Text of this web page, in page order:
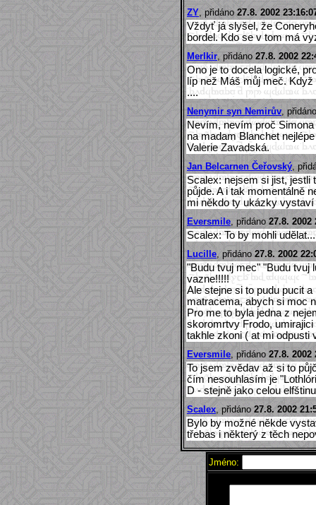
ZY , přidáno 27.8. 2002
Vždyť já slyšel, že
bordel. Kdo se v tom má
Merlkir , přidáno 27.8. 2002
Ono je to docela logické,
líp než Máš můj meč.
....
Nenymir syn Nemirův ,
Nevím, nevím proč
na madam Blanchet
Valerie Zavadská.
Jan Belcarnen Čeřovský ,
Scalex: nejsem si jist, jestli
půjde. A i tak momentálně
mi někdo ty ukázky vystaví
Eversmile , přidáno 27.8. 2002
Scalex: To by mohli udělat...
Lucille , přidáno 27.8. 2002
"Budu tvuj mec" "Budu tvuj
vazne!!!!!
Ale stejne si to pudu pucit
matracema, abych si moc
Pro me to byla jedna z
skoromrtvy Frodo,
takhle zkoni ( at mi odpusti
Eversmile , přidáno 27.8. 2002
To jsem zvědav až si to
čím nesouhlasím je
D - stejně jako celou
Scalex , přidáno 27.8. 2002
Bylo by možné někde
třebas i některý z těch
Jméno: